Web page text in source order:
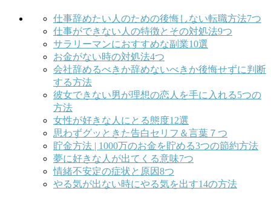
仕事辞めたい人のための後悔しない転職方法7つ
仕事ができない人の特徴とその対処法9つ
サラリーマンにおすすめな副業10選
お金がない時の対処法4つ
会社辞めるべきか辞めないべきか後悔せずに判断
する方法
彼女できない男が理想の恋人を手に入れる5つの
方法
女性が好きな人にとる態度12選
思わずグッときた告白セリフ＆言葉７つ
貯金方法 | 1000万のお金を貯める3つの節約方法
夢に好きな人が出てくる意味7つ
情緒不安定の症状と原因8つ
やる気が出ない時にやる気を出す14の方法